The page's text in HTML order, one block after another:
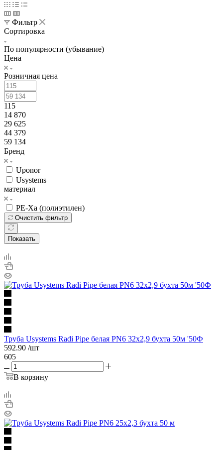
Фильтр
Сортировка
По популярности (убывание)
Цена
Розничная цена
115
14 870
29 625
44 379
59 134
Бренд
Uponor
Usystems
материал
PE-Xa (полиэтилен)
Очистить фильтр
Показать
Труба Usystems Radi Pipe белая PN6 32x2,9 бухта 50м '50Ф
592.90 /шт
605
В корзину